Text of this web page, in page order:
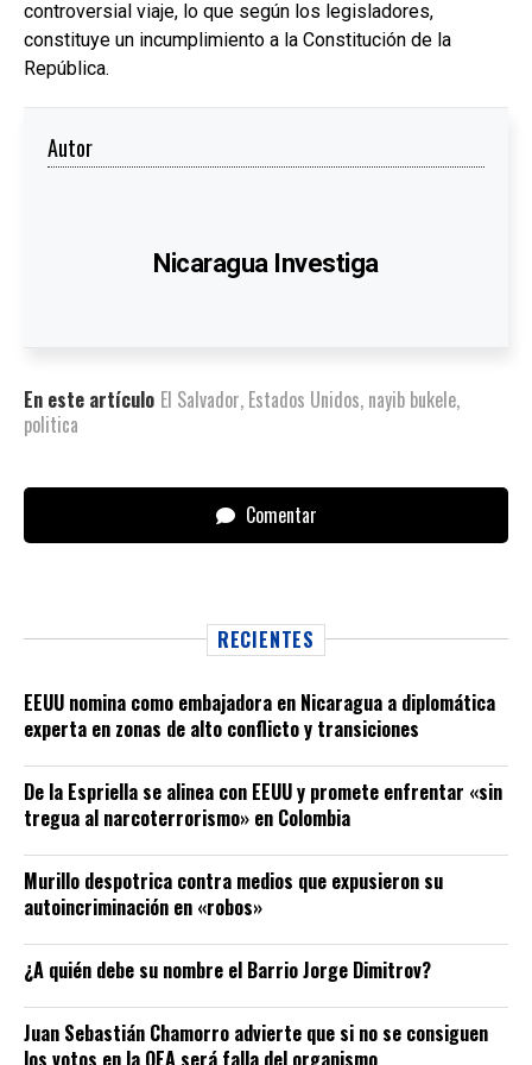
controversial viaje, lo que según los legisladores,
constituye un incumplimiento a la Constitución de la
República.
Autor
Nicaragua Investiga
En este artículo El Salvador, Estados Unidos, nayib bukele,
politica
Comentar
RECIENTES
EEUU nomina como embajadora en Nicaragua a diplomática
experta en zonas de alto conflicto y transiciones
De la Espriella se alinea con EEUU y promete enfrentar «sin
tregua al narcoterrorismo» en Colombia
Murillo despotrica contra medios que expusieron su
autoincriminación en «robos»
¿A quién debe su nombre el Barrio Jorge Dimitrov?
Juan Sebastián Chamorro advierte que si no se consiguen
los votos en la OEA será falla del organismo